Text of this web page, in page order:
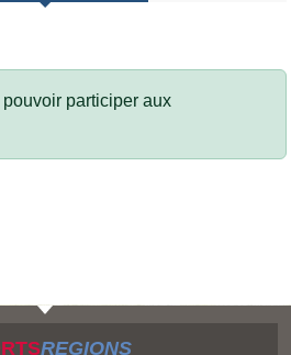
pouvoir participer aux
REGIONS